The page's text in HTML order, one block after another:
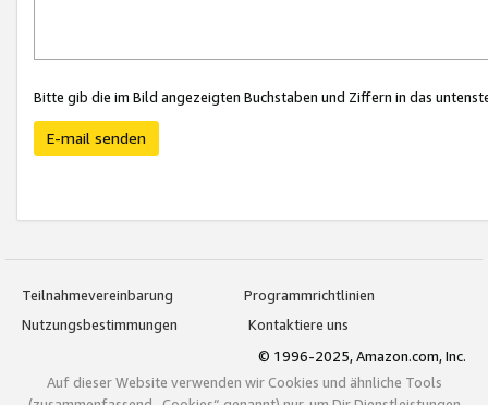
Bitte gib die im Bild angezeigten Buchstaben und Ziffern in das
E-mail senden
Teilnahmevereinbarung
Programmrichtlinien
Nutzungsbestimmungen
Kontaktiere uns
© 1996-2025, Amazon.com, Inc.
Auf dieser Website verwenden wir Cookies und ähnliche Tools